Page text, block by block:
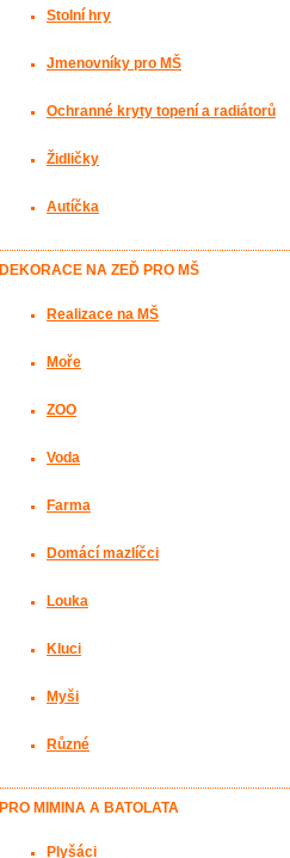
Stolní hry
Jmenovníky pro MŠ
Ochranné kryty topení a radiátorů
Židličky
Autíčka
DEKORACE NA ZEĎ PRO MŠ
Realizace na MŠ
Moře
ZOO
Voda
Farma
Domácí mazlíčci
Louka
Kluci
Myši
Různé
PRO MIMINA A BATOLATA
Plyšáci